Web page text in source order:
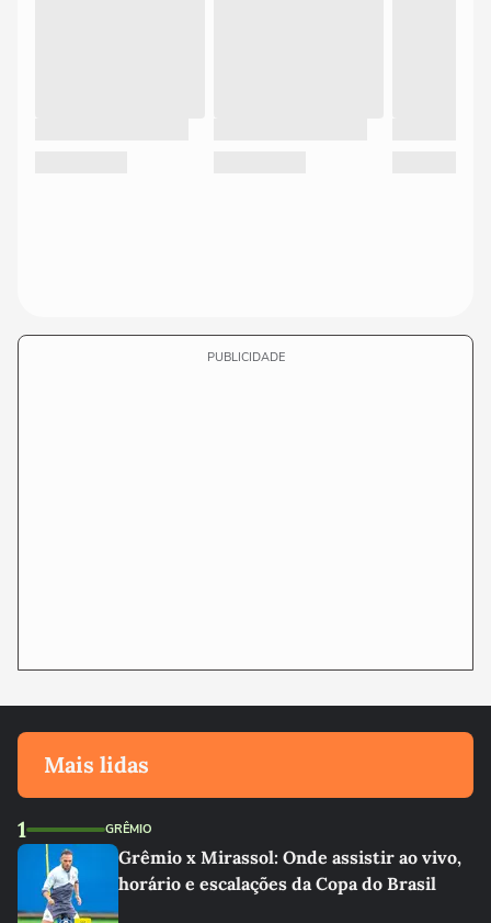
PUBLICIDADE
Mais lidas
1 GRÊMIO
Grêmio x Mirassol: Onde assistir ao vivo,
horário e escalações da Copa do Brasil